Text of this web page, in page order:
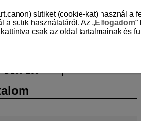
sütiket (cookie-kat) használ a
a sütik használatáról. Az „Elfogadom“
kattintva csak az oldal tartalmainak és